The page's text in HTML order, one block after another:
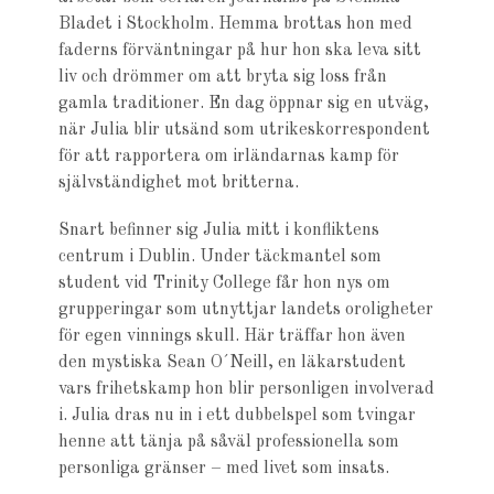
Bladet i Stockholm. Hemma brottas hon med
faderns förväntningar på hur hon ska leva sitt
liv och drömmer om att bryta sig loss från
gamla traditioner. En dag öppnar sig en utväg,
när Julia blir utsänd som utrikeskorrespondent
för att rapportera om irländarnas kamp för
självständighet mot britterna.
Snart befinner sig Julia mitt i konfliktens
centrum i Dublin. Under täckmantel som
student vid Trinity College får hon nys om
grupperingar som utnyttjar landets oroligheter
för egen vinnings skull. Här träffar hon även
den mystiska Sean O´Neill, en läkarstudent
vars frihetskamp hon blir personligen involverad
i. Julia dras nu in i ett dubbelspel som tvingar
henne att tänja på såväl professionella som
personliga gränser – med livet som insats.